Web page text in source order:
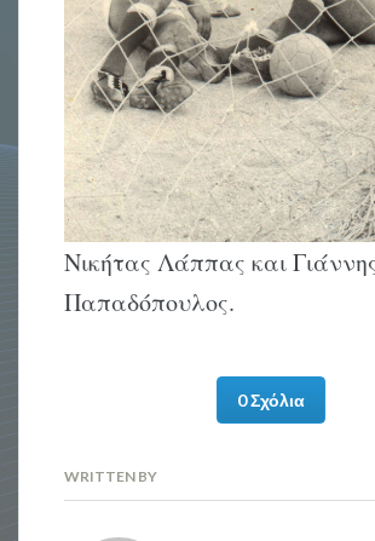
Νικήτας Λάππας και
Παπαδόπουλος.
0 Σχόλια
WRITTEN BY